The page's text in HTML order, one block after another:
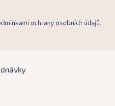
ochrany osobních údajů.